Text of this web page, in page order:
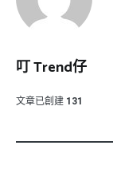
叮 Trend仔
文章已創建 131